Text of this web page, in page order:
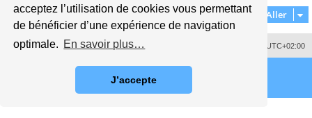
acceptez l’utilisation de cookies vous permettant
de bénéficier d’une expérience de navigation
optimale. En savoir plus…
J’accepte
Aller
UTC+02:00
Supprimer les cookies